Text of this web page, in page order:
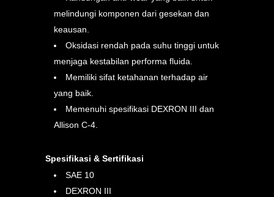
melindungi komponen dari gesekan dan
keausan.
Oksidasi rendah pada suhu tinggi untuk
menjaga kestabilan performa fluida.
Memiliki sifat ketahanan terhadap air
yang baik.
Memenuhi spesifikasi DEXRON III dan
Allison C-4.
Spesifikasi & Sertifikasi
SAE 10
DEXRON III